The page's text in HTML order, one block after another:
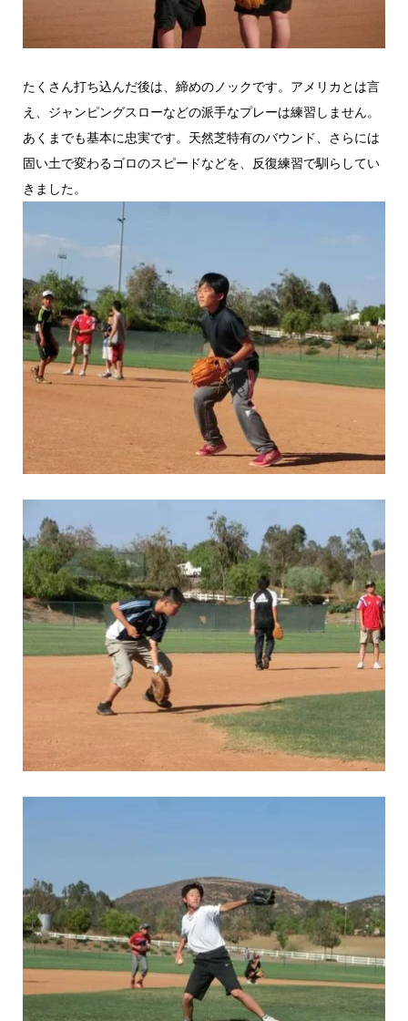
たくさん打ち込んだ後は、締めのノックです。アメリカとは言
え、ジャンピングスローなどの派手なプレーは練習しません。
あくまでも基本に忠実です。天然芝特有のバウンド、さらには
固い土で変わるゴロのスピードなどを、反復練習で馴らしてい
きました。